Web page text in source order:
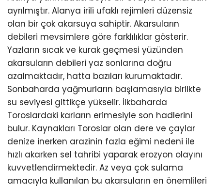
ayrılmıştır. Alanya irili ufaklı rejimleri düzensiz
olan bir çok akarsuya sahiptir. Akarsuların
debileri mevsimlere göre farklılıklar gösterir.
Yazların sıcak ve kurak geçmesi yüzünden
akarsuların debileri yaz sonlarına doğru
azalmaktadır, hatta bazıları kurumaktadır.
Sonbaharda yağmurların başlamasıyla birlikte
su seviyesi gittikçe yükselir. İlkbaharda
Toroslardaki karların erimesiyle son hadlerini
bulur. Kaynakları Toroslar olan dere ve çaylar
denize inerken arazinin fazla eğimi nedeni ile
hızlı akarken sel tahribi yaparak erozyon olayını
kuvvetlendirmektedir. Az veya çok sulama
amacıyla kullanılan bu akarsuların en önemlileri